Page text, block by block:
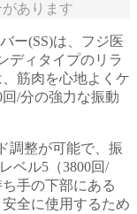
あります
ー(SS)は、フジ医
ディタイプのリラ
筋肉を心地よくケ
/分の強力な振動
調整が可能で、振
ベル5（3800回/
手の下部にある
全に使用するため